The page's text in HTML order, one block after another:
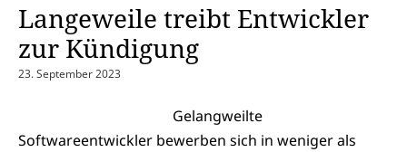
Langeweile treibt Entwickler
zur Kündigung
23. September 2023
Gelangweilte
Softwareentwickler bewerben sich in weniger als